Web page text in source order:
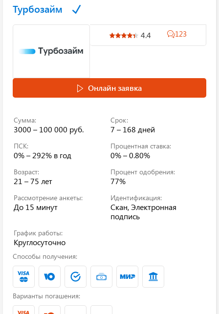
Турбозайм
4.4 123
Онлайн заявка
Сумма:
3000 – 100 000 руб.
Срок:
7 – 168 дней
ПСК:
0% – 292% в год
Процентная ставка:
0% – 0.80%
Возраст:
21 – 75 лет
Процент одобрения:
77%
Рассмотрение анкеты:
До 15 минут
Идентификация:
Скан, Электронная
подпись
График работы:
Круглосуточно
Способы получения:
Варианты погашения: